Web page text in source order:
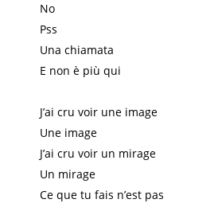
No
Pss
Una chiamata
E non è più qui
J’ai cru voir une image
Une image
J’ai cru voir un mirage
Un mirage
Ce que tu fais n’est pas